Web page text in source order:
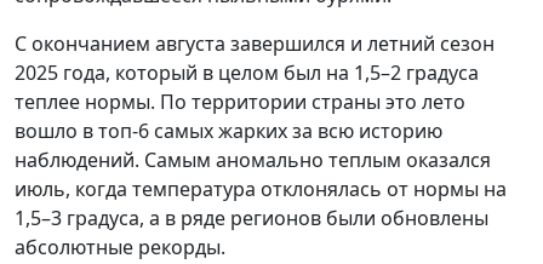
С окончанием августа завершился и летний сезон
2025 года, который в целом был на 1,5–2 градуса
теплее нормы. По территории страны это лето
вошло в топ-6 самых жарких за всю историю
наблюдений. Самым аномально теплым оказался
июль, когда температура отклонялась от нормы на
1,5–3 градуса, а в ряде регионов были обновлены
абсолютные рекорды.